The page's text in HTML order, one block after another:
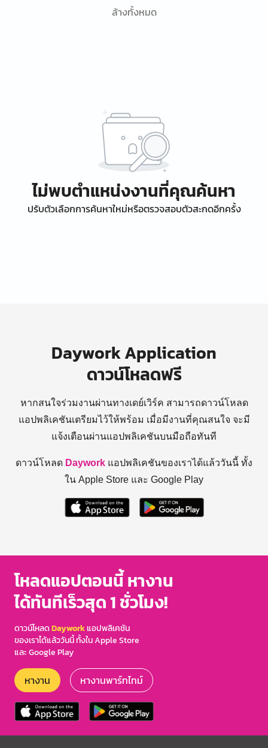
ล้างทั้งหมด
ไม่พบตำแหน่งงานที่คุณค้นหา
ปรับตัวเลือกการค้นหาใหม่หรือตรวจสอบตัวสะกดอีกครั้ง
Daywork Application
ดาวน์โหลดฟรี
หากสนใจร่วมงานผ่านทางเดย์เวิร์ค สามารถดาวน์โหลด
แอปพลิเคชันเตรียมไว้ให้พร้อม เมื่อมีงานที่คุณสนใจ จะมี
แจ้งเตือนผ่านแอปพลิเคชันบนมือถือทันที
ดาวน์โหลด Daywork แอปพลิเคชันของเราได้แล้ววันนี้ ทั้ง
ใน Apple Store และ Google Play
โหลดแอปตอนนี้ หางาน
ได้ทันทีเร็วสุด 1 ชั่วโมง!
ดาวน์โหลดDayworkแอปพลิเคชัน
ของเราได้แล้ววันนี้ ทั้งใน Apple Store
และ Google Play
หางาน หางานพาร์ทไทม์